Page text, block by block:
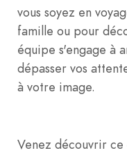
vous soyez en
famille ou pour
équipe s'engage à
dépasser vos
à votre image.
Venez découvrir